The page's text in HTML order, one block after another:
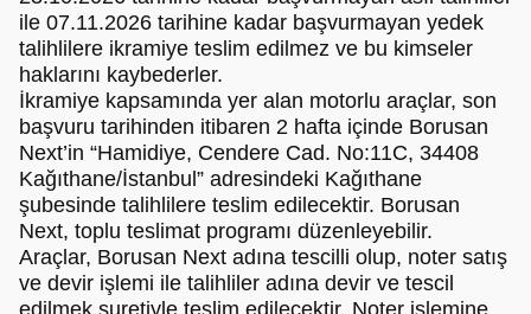
ile 07.11.2026 tarihine kadar başvurmayan yedek
talihlilere ikramiye teslim edilmez ve bu kimseler
haklarını kaybederler.
İkramiye kapsamında yer alan motorlu araçlar, son
başvuru tarihinden itibaren 2 hafta içinde Borusan
Next’in “Hamidiye, Cendere Cad. No:11C, 34408
Kağıthane/İstanbul” adresindeki Kağıthane
şubesinde talihlilere teslim edilecektir. Borusan
Next, toplu teslimat programı düzenleyebilir.
Araçlar, Borusan Next adına tescilli olup, noter satış
ve devir işlemi ile talihliler adına devir ve tescil
edilmek suretiyle teslim edilecektir. Noter işlemine